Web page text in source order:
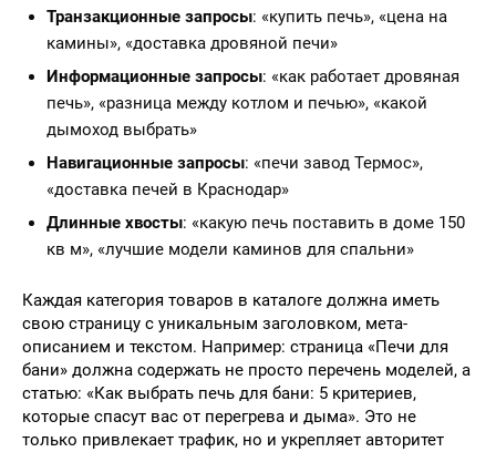
Транзакционные запросы: «купить печь», «цена на
камины», «доставка дровяной печи»
Информационные запросы: «как работает дровяная
печь», «разница между котлом и печью», «какой
дымоход выбрать»
Навигационные запросы: «печи завод Термос»,
«доставка печей в Краснодар»
Длинные хвосты: «какую печь поставить в доме 150
кв м», «лучшие модели каминов для спальни»
Каждая категория товаров в каталоге должна иметь
свою страницу с уникальным заголовком, мета-
описанием и текстом. Например: страница «Печи для
бани» должна содержать не просто перечень моделей, а
статью: «Как выбрать печь для бани: 5 критериев,
которые спасут вас от перегрева и дыма». Это не
только привлекает трафик, но и укрепляет авторитет